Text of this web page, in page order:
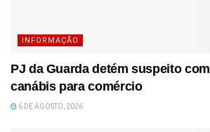
INFORMAÇÃO
PJ da Guarda detém suspeito
canábis para comércio
6 DE AGOSTO, 2026